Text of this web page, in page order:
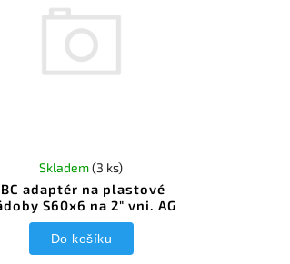
adaptér na plastové
S60x6 na 2" vni. AG
Skladem(3 ks)
Do košíku